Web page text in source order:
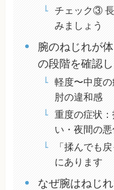
チェック③
みましょう
腕のねじれが
の段階を確認
軽度〜中度
肘の違和感
重度の症状
い・夜間の
「揉んでも
にあります
なぜ腕はねじ